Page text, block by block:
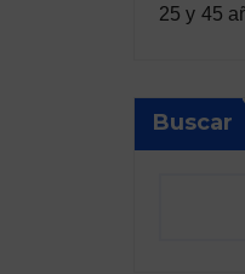
25 y 45
Buscar